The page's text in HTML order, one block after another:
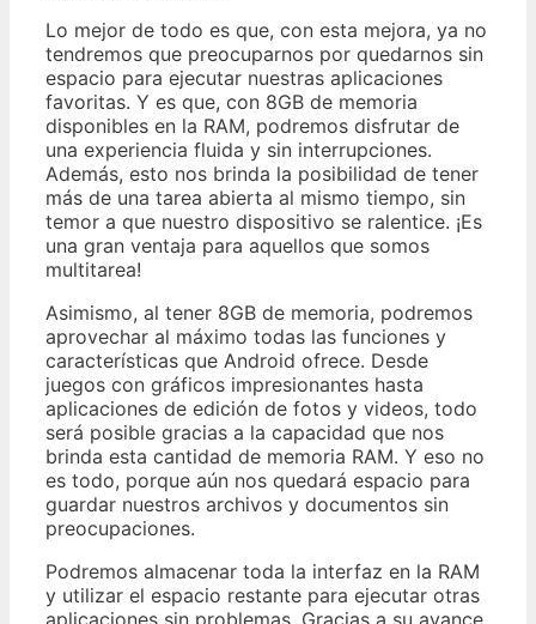
Lo mejor de todo es que, con esta mejora, ya no
tendremos que preocuparnos por quedarnos sin
espacio para ejecutar nuestras aplicaciones
favoritas. Y es que, con 8GB de memoria
disponibles en la RAM, podremos disfrutar de
una experiencia fluida y sin interrupciones.
Además, esto nos brinda la posibilidad de tener
más de una tarea abierta al mismo tiempo, sin
temor a que nuestro dispositivo se ralentice. ¡Es
una gran ventaja para aquellos que somos
multitarea!
Asimismo, al tener 8GB de memoria, podremos
aprovechar al máximo todas las funciones y
características que Android ofrece. Desde
juegos con gráficos impresionantes hasta
aplicaciones de edición de fotos y videos, todo
será posible gracias a la capacidad que nos
brinda esta cantidad de memoria RAM. Y eso no
es todo, porque aún nos quedará espacio para
guardar nuestros archivos y documentos sin
preocupaciones.
Podremos almacenar toda la interfaz en la RAM
y utilizar el espacio restante para ejecutar otras
aplicaciones sin problemas. Gracias a su avance